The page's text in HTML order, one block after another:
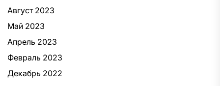
Август 2023
Май 2023
Апрель 2023
Февраль 2023
Декабрь 2022